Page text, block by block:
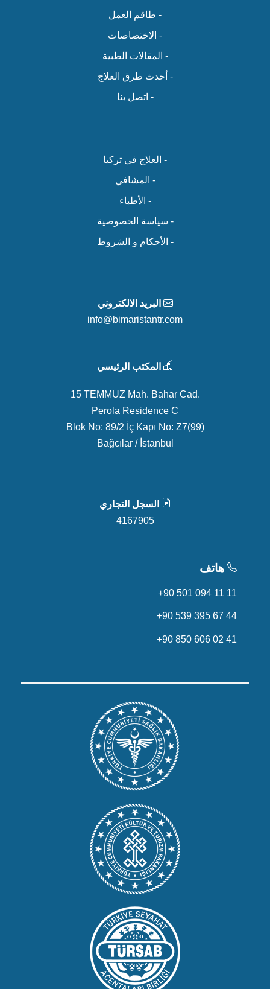
- طاقم العمل
- الاختصاصات
- المقالات الطبية
- أحدث طرق العلاج
- اتصل بنا
- العلاج في تركيا
- المشافي
- الأطباء
- سياسة الخصوصية
- الأحكام و الشروط
البريد الالكتروني
info@bimaristantr.com
المكتب الرئيسي
15 TEMMUZ Mah. Bahar Cad.
Perola Residence C
Blok No: 89/2 İç Kapı No: Z7(99)
Bağcılar / İstanbul
السجل التجاري
4167905
هاتف
+90 501 094 11 11
+90 539 395 67 44
+90 850 606 02 41